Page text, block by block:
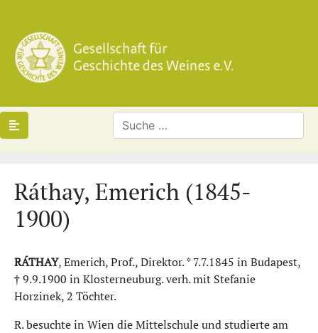
Ráthay, Emerich (1845-
1900)
RÁTHAY, Emerich, Prof., Direktor. * 7.7.1845 in Budapest,
† 9.9.1900 in Klosterneuburg. verh. mit Stefanie
Horzinek, 2 Töchter.
R. besuchte in Wien die Mittelschule und studierte am